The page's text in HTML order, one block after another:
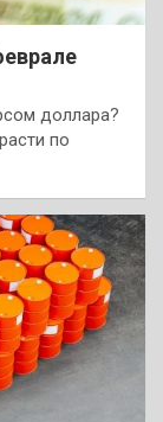
доллара?
по